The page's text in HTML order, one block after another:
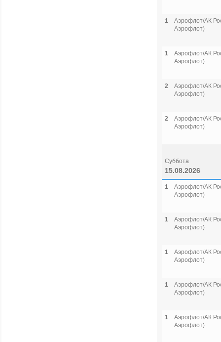
1
Аэрофлот/АК
Аэрофлот)
1
Аэрофлот/АК
Аэрофлот)
2
Аэрофлот/АК
Аэрофлот)
2
Аэрофлот/АК
Аэрофлот)
Суббота
15.08.2026
1
Аэрофлот/АК
Аэрофлот)
1
Аэрофлот/АК
Аэрофлот)
1
Аэрофлот/АК
Аэрофлот)
1
Аэрофлот/АК
Аэрофлот)
1
Аэрофлот/АК
Аэрофлот)